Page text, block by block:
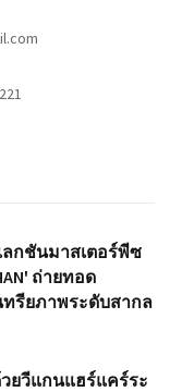
กชันมาสเตอร์พีซ
ถ่ายทอด
รียภาพระดับสากล
ยวีแกนแฮร์แคร์ระ